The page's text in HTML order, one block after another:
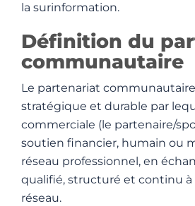
la surinformation.
Définition du
communautaire
Le partenariat
stratégique et durable par
commerciale (le partenaire/
soutien financier, humain ou
réseau professionnel, en
qualifié, structuré et continu à
réseau.